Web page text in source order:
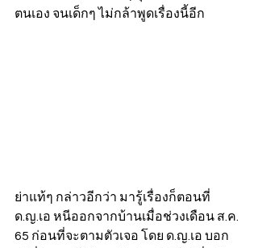
ตนเอง จนเด็กๆ ไม่กล้าพูดเรื่องนี้อีก
ย่าแท้ๆ กล่าวอีกว่า มารู้เรื่องก็ตอนที่
ด.ญ.เอ หนีออกจากบ้านเมื่อช่วงเดือน ส.ค.
65 ก่อนที่จะตามตัวเจอ โดย ด.ญ.เอ บอก